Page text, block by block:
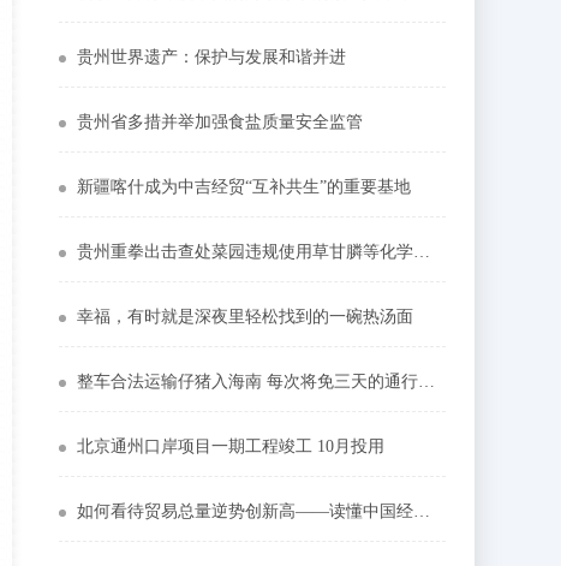
贵州世界遗产：保护与发展和谐并进
贵州省多措并举加强食盐质量安全监管
新疆喀什成为中吉经贸“互补共生”的重要基地
贵州重拳出击查处菜园违规使用草甘膦等化学除草剂
幸福，有时就是深夜里轻松找到的一碗热汤面
整车合法运输仔猪入海南 每次将免三天的通行附加费
北京通州口岸项目一期工程竣工 10月投用
如何看待贸易总量逆势创新高——读懂中国经济年度成绩单三